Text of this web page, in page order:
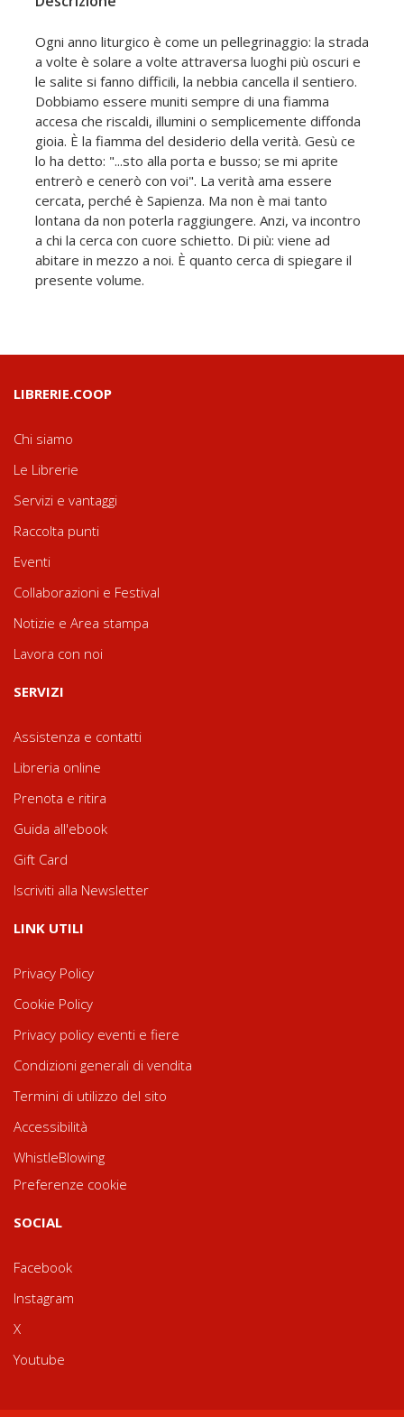
Ogni anno liturgico è come un pellegrinaggio: la strada
a volte è solare a volte attraversa luoghi più oscuri e
le salite si fanno difficili, la nebbia cancella il sentiero.
Dobbiamo essere muniti sempre di una fiamma
accesa che riscaldi, illumini o semplicemente diffonda
gioia. È la fiamma del desiderio della verità. Gesù ce
lo ha detto: "...sto alla porta e busso; se mi aprite
entrerò e cenerò con voi". La verità ama essere
cercata, perché è Sapienza. Ma non è mai tanto
lontana da non poterla raggiungere. Anzi, va incontro
a chi la cerca con cuore schietto. Di più: viene ad
abitare in mezzo a noi. È quanto cerca di spiegare il
presente volume.
LIBRERIE.COOP
Chi siamo
Le Librerie
Servizi e vantaggi
Raccolta punti
Eventi
Collaborazioni e Festival
Notizie e Area stampa
Lavora con noi
SERVIZI
Assistenza e contatti
Libreria online
Prenota e ritira
Guida all'ebook
Gift Card
Iscriviti alla Newsletter
LINK UTILI
Privacy Policy
Cookie Policy
Privacy policy eventi e fiere
Condizioni generali di vendita
Termini di utilizzo del sito
Accessibilità
WhistleBlowing
Preferenze cookie
SOCIAL
Facebook
Instagram
X
Youtube